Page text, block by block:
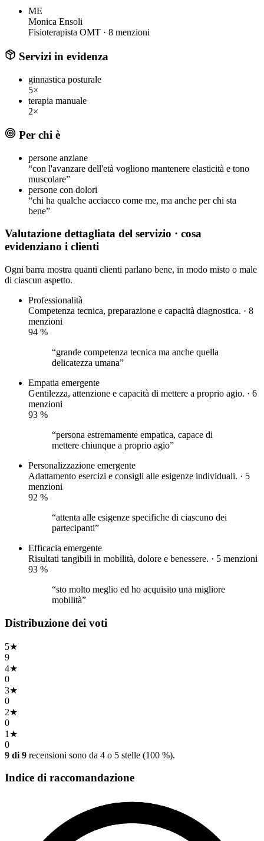
ME
Monica Ensoli
Fisioterapista OMT · 8 menzioni
Servizi in evidenza
ginnastica posturale
5×
terapia manuale
2×
Per chi è
persone anziane
“con l'avanzare dell'età vogliono mantenere elasticità e tono
muscolare”
persone con dolori
“chi ha qualche acciacco come me, ma anche per chi sta
bene”
Valutazione dettagliata del servizio · cosa
evidenziano i clienti
Ogni barra mostra quanti clienti parlano bene, in modo misto o male
di ciascun aspetto.
Professionalità
Competenza tecnica, preparazione e capacità diagnostica. · 8
menzioni
94 %
“grande competenza tecnica ma anche quella
delicatezza umana”
Empatia emergente
Gentilezza, attenzione e capacità di mettere a proprio agio. · 6
menzioni
93 %
“persona estremamente empatica, capace di
mettere chiunque a proprio agio”
Personalizzazione emergente
Adattamento esercizi e consigli alle esigenze individuali. · 5
menzioni
92 %
“attenta alle esigenze specifiche di ciascuno dei
partecipanti”
Efficacia emergente
Risultati tangibili in mobilità, dolore e benessere. · 5 menzioni
93 %
“sto molto meglio ed ho acquisito una migliore
mobilità”
Distribuzione dei voti
5★
9
4★
0
3★
0
2★
0
1 ★
0
9 di 9 recensioni sono da 4 o 5 stelle (100 %).
Indice di raccomandazione